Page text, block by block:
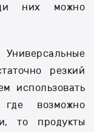
них можно
Универсальные
резкий
использовать
возможно
то продукты